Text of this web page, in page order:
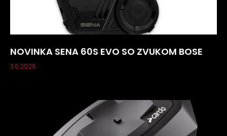
NOVINKA SENA 60S EVO SO ZVUKOM BOSE
3.6.2026